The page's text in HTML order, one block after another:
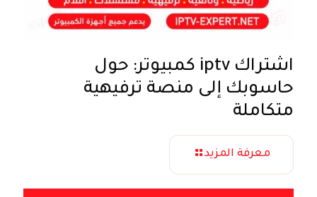
اشتراك iptv كمبيوتر: حول
حاسوبك إلى منصة ترفيهية
متكاملة
معرفة المزيد